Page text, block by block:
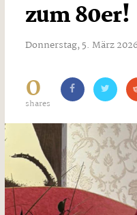
zum 80er!
Donnerstag, 5. März
0
shares